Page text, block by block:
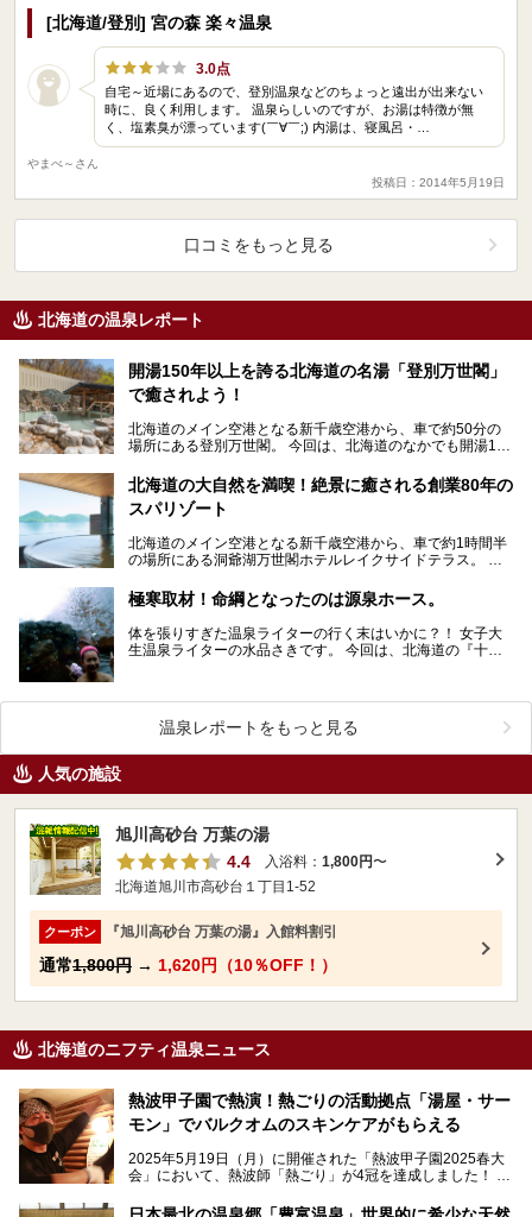
[北海道/登別] 宮の森 楽々温泉
3.0点
自宅～近場にあるので、登別温泉などのちょっと遠出が出来ない
時に、良く利用します。 温泉らしいのですが、お湯は特徴が無
く、塩素臭が漂っています(￣∀￣;) 内湯は、寝風呂・…
やまべ～さん
投稿日：2014年5月19日
口コミをもっと見る
北海道の温泉レポート
開湯150年以上を誇る北海道の名湯「登別万世閣」
で癒されよう！
北海道のメイン空港となる新千歳空港から、車で約50分の
場所にある登別万世閣。 今回は、北海道のなかでも開湯150
北海道の大自然を満喫！絶景に癒される創業80年の
スパリゾート
北海道のメイン空港となる新千歳空港から、車で約1時間半
の場所にある洞爺湖万世閣ホテルレイクサイドテラス。 今
極寒取材！命綱となったのは源泉ホース。
体を張りすぎた温泉ライターの行く末はいかに？！ 女子大
生温泉ライターの水品さきです。 今回は、北海道の『十勝
温泉レポートをもっと見る
人気の施設
旭川高砂台 万葉の湯
4.4
入浴料： 1,800円〜
北海道旭川市高砂台１丁目1-52
クーポン 『旭川高砂台 万葉の湯』入館料割引
通常1,800円 → 1,620円（10％OFF！）
北海道のニフティ温泉ニュース
熱波甲子園で熱演！熱ごりの活動拠点「湯屋・サー
モン」でバルクオムのスキンケアがもらえる
2025年5月19日（月）に開催された「熱波甲子園2025春大
会」において、熱波師「熱ごり」が4冠を達成しました！
動拠点である北海道の銭湯「湯屋・サーモン」にて、メンズ